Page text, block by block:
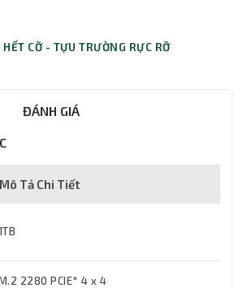
CỠ - TỰU TRƯỜNG RỰC RỠ
ĐÁNH GIÁ
Mô Tả Chi Tiết
2280 PCIE* 4 x 4